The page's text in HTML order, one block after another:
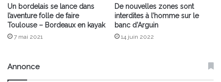
Un bordelais se lance dans
l’aventure folle de faire
Toulouse – Bordeaux en kayak
7 mai 2021
De nouvelles zones sont
interdites à l’homme sur le
banc d’Arguin
14 juin 2022
Annonce